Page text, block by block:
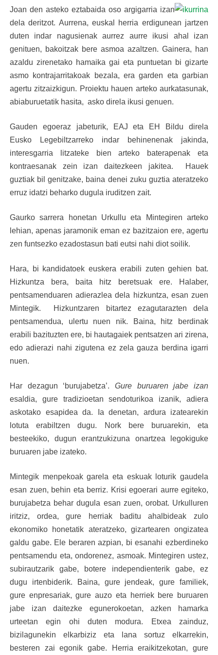
Joan den asteko eztabaida oso argigarria izan
dela deritzot. Aurrena, euskal herria erdigunean jartzen
duten indar nagusienak aurrez aurre ikusi ahal izan
genituen, bakoitzak bere asmoa azaltzen. Gainera, han
azaldu zirenetako hamaika gai eta puntuetan bi gizarte
asmo kontrajarritakoak bezala, era garden eta garbian
agertu zitzaizkigun. Proiektu hauen arteko aurkatasunak,
abiaburuetatik hasita, asko direla ikusi genuen.
Gauden egoeraz jabeturik, EAJ eta EH Bildu direla
Eusko Legebiltzarreko indar behinenenak jakinda,
interesgarria litzateke bien arteko baterapenak eta
kontraesanak zein izan daitezkeen jakitea. Hauek
guztiak bil genitzake, baina denei zuku guztia ateratzeko
erruz idatzi beharko dugula iruditzen zait.
Gaurko sarrera honetan Urkullu eta Mintegiren arteko
lehian, apenas jaramonik eman ez bazitzaion ere, agertu
zen funtsezko ezadostasun bati eutsi nahi diot soilik.
Hara, bi kandidatoek euskera erabili zuten gehien bat.
Hizkuntza bera, baita hitz beretsuak ere. Halaber,
pentsamenduaren adierazlea dela hizkuntza, esan zuen
Mintegik. Hizkuntzaren bitartez ezagutarazten dela
pentsamendua, ulertu nuen nik. Baina, hitz berdinak
erabili bazituzten ere, bi hautagaiek pentsatzen ari zirena,
edo adierazi nahi zigutena ez zela gauza berdina igarri
nuen.
Har dezagun ‘burujabetza’. Gure buruaren jabe izan
esaldia, gure tradizioetan sendoturikoa izanik, adiera
askotako esapidea da. Ia denetan, ardura izatearekin
lotuta erabiltzen dugu. Nork bere buruarekin, eta
besteekiko, dugun erantzukizuna onartzea legokiguke
buruaren jabe izateko.
Mintegik menpekoak garela eta eskuak loturik gaudela
esan zuen, behin eta berriz. Krisi egoerari aurre egiteko,
burujabetza behar dugula esan zuen, orobat. Urkulluren
iritziz, ordea, gure herriak baditu ahalbideak zulo
ekonomiko honetatik ateratzeko, gizartearen ongizatea
galdu gabe. Ele beraren azpian, bi esanahi ezberdineko
pentsamendu eta, ondorenez, asmoak. Mintegiren ustez,
subirautzarik gabe, botere independienterik gabe, ez
dugu irtenbiderik. Baina, gure jendeak, gure familiek,
gure enpresariak, gure auzo eta herriek bere buruaren
jabe izan daitezke egunerokoetan, azken hamarka
urteetan egin ohi duten modura. Etxea zainduz,
bizilagunekin elkarbiziz eta lana sortuz elkarrekin,
besteren zai egonik gabe. Herria eraikitzekotan, gure